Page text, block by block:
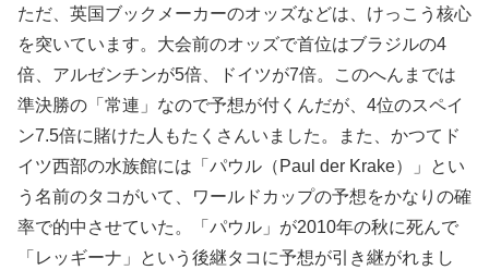
ただ、英国ブックメーカーのオッズなどは、けっこう核心
を突いています。大会前のオッズで首位はブラジルの4
倍、アルゼンチンが5倍、ドイツが7倍。このへんまでは
準決勝の「常連」なので予想が付くんだが、4位のスペイ
ン7.5倍に賭けた人もたくさんいました。また、かつてド
イツ西部の水族館には「パウル（Paul der Krake）」とい
う名前のタコがいて、ワールドカップの予想をかなりの確
率で的中させていた。「パウル」が2010年の秋に死んで
「レッギーナ」という後継タコに予想が引き継がれまし